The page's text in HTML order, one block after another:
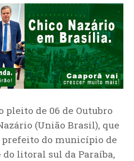
pleito de 06 de Outubro
(União Brasil), que
do município de
do litoral sul da Paraíba,